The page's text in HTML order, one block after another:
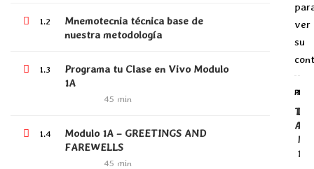
1.2
Mnemotecnia técnica base de
nuestra metodología
1.3
Programa tu Clase en Vivo Modulo
1A
45 min
1.4
Modulo 1A – GREETINGS AND
FAREWELLS
45 min
ver
su
PREV
THE
1A
ENGLISH LEVEL B2
NIVELACIÓN DE INGRESO AL PROGRAMA
Programa de Profundización de
habilidad Grammar B2.1